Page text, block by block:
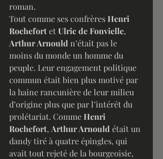
roman.
Tout comme ses confrères Henri
Rochefort et Ulric de Fonvielle,
Arthur Arnould n’était pas le
moins du monde un homme du
peuple. Leur engagement politique
commun était bien plus motivé par
la haine rancunière de leur milieu
d’origine plus que par l’intérêt du
prolétariat. Comme Henri
Rochefort, Arthur Arnould était un
dandy tiré à quatre épingles, qui
avait tout rejeté de la bourgeoisie,